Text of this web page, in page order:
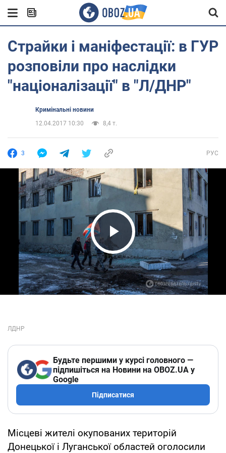
Страйки і маніфестації: в ГУР
розповіли про наслідки
"націоналізації" в "Л/ДНР"
Кримінальні новини
12.04.2017 10:30
8,4 т.
3 РУС
Play Video
Будьте першими у курсі головного —
підпишіться на Новини на OBOZ.UA у
Google
Підписатися
Місцеві жителі окупованих територій
Донецької і Луганської областей оголосили